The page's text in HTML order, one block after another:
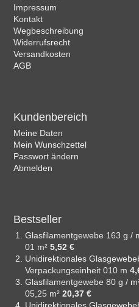
Impressum
Kontakt
Wegbeschreibung
Widerrufsrecht
Versandkosten
AGB
Kundenbereich
Meine Daten
Mein Wunschzettel
Passwort ändern
Abmelden
Bestseller
Glasfilamentgewebe 163 g /
01 m²5,52 €
Unidirektionales
Verpackungseinheit 010 m
Glasfilamentgewebe 80 g /
05,25 m²20,37 €
Unidirektionales